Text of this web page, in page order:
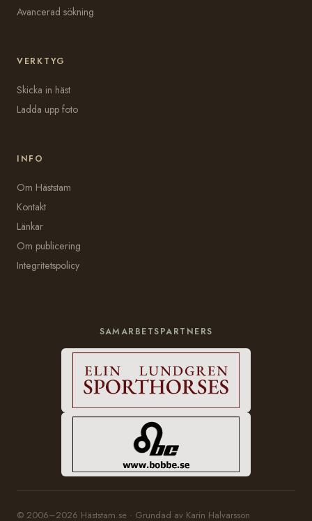
Avancerad sökning
VERKTYG
Skicka in häst
Ladda upp foto
INFO
Om Häststam
Kontakt
Länkar
Om publicering
Integritetspolicy
SAMARBETSPARTNERS
© 2006–2026 Häststam.se · Grundad av Karin Halvarsson